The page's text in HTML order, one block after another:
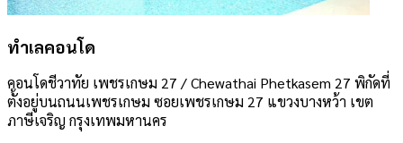
ทำเลคอนโด
คอนโดชีวาทัย เพชรเกษม 27 / Chewathai Phetkasem 27 พิกัดที่
ตั้งอยู่บนถนนเพชรเกษม ซอยเพชรเกษม 27 แขวงบางหว้า เขต
ภาษีเจริญ กรุงเทพมหานคร